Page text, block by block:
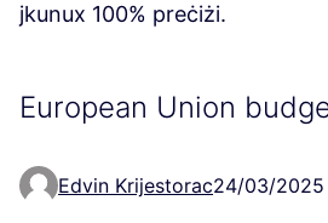
jkunux 100% preċiżi.
European Union
Edvin Krijestorac24/03/2025